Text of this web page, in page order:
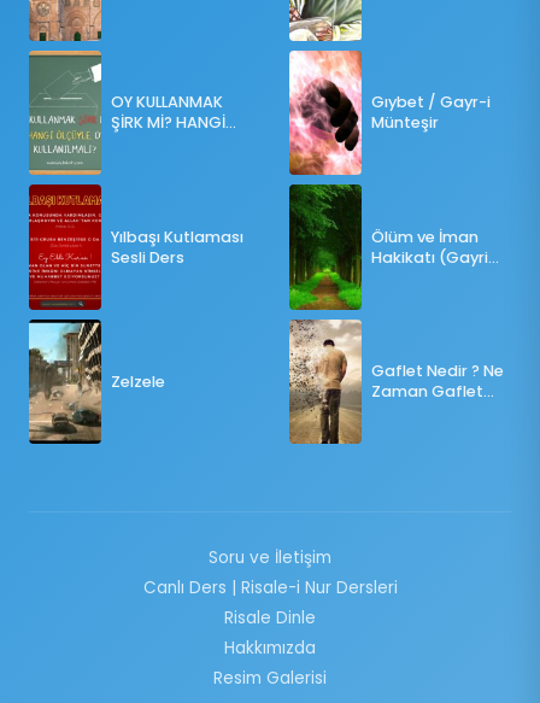
OY KULLANMAK
ŞİRK Mİ? HANGİ
Yılbaşı Kutlaması
Sesli Ders
Zelzele
Gıybet / Gayr-i
Münteşir
Ölüm ve İman
Hakikatı (Gayri
Gaflet Nedir ? Ne
Zaman Gaflet
Soru ve İletişim
Canlı Ders | Risale-i Nur Dersleri
Risale Dinle
Hakkımızda
Resim Galerisi